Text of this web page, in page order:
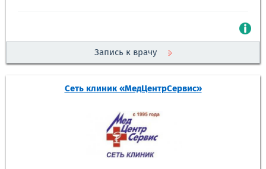
Запись к врачу
Сеть клиник «МедЦентрСервис»